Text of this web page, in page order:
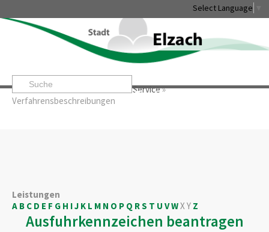
Select Language
Startseite» »Service»
Verfahrensbeschreibungen
Leben & Erleben Rathaus & Service
Leistungen
A B C D E F G H IJ K L M N O P Q RS T U VWXY Z
Ausfuhrkennzeichen beantragen